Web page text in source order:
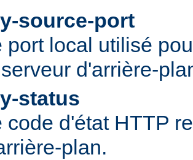
source-port
port local utilisé
d'arrière-
status
code d'état HTTP
plan.